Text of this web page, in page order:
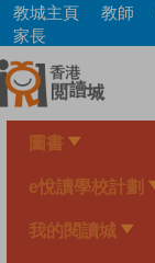
Skip
main
content
教城主頁 教師
家長
圖書
e悅讀學校計劃
我的閱讀城